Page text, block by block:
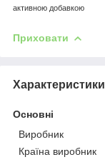
активною добавкою
Приховати
Характеристики
Основні
Виробник
Країна виробник